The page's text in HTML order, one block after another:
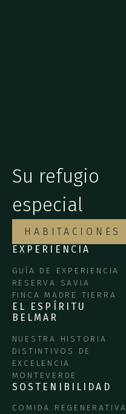
Su refugio
especial
HABITACIONES
EXPERIENCIA
GUÍA DE EXPERIENCIA
RESERVA SAVIA
FINCA MADRE TIERRA
EL ESPÍRITU
BELMAR
NUESTRA HISTORIA
DISTINTIVOS DE
EXCELENCIA
MONTEVERDE
SOSTENIBILIDAD
COMIDA REGENERATIVA